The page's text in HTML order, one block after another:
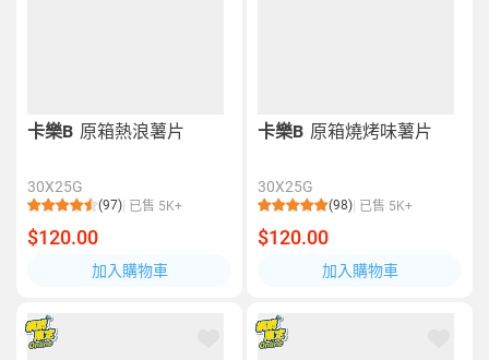
卡樂B 原箱熱浪薯片
30X25G
(97) 已售 5K+
$120.00
加入購物車
卡樂B 原箱燒烤味薯片
30X25G
(98) 已售 5K+
$120.00
加入購物車